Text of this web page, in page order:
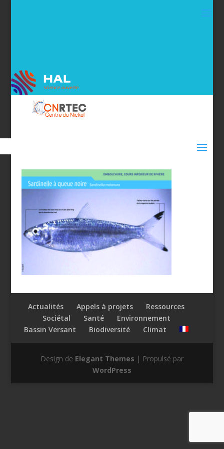
Actualités Appels à projets
Ressources
Sociétal
Santé
Environnement
Bassin Versant
Biodiversité Climat
Design de Elegant Themes | Propulsé par
WordPress